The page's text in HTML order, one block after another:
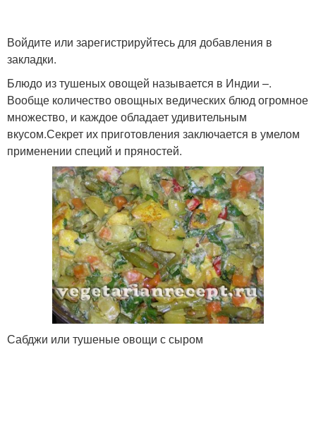
Войдите или зарегистрируйтесь для добавления в
закладки.
Блюдо из тушеных овощей называется в Индии –.
Вообще количество овощных ведических блюд огромное
множество, и каждое обладает удивительным
вкусом.Секрет их приготовления заключается в умелом
применении специй и пряностей.
Сабджи или тушеные овощи с сыром